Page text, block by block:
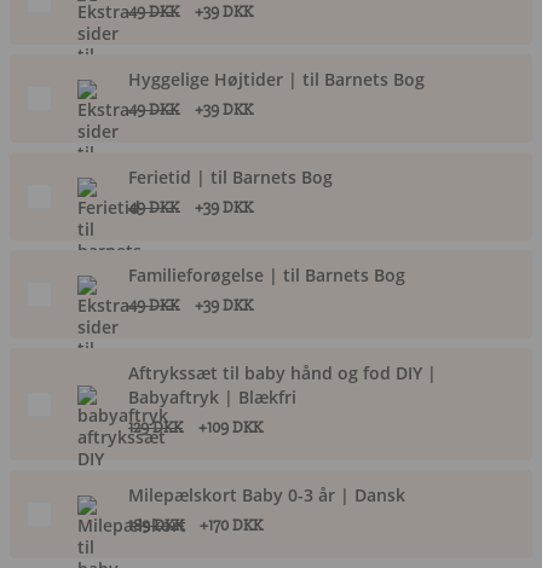
49 DKK +39 DKK
Hyggelige Højtider | til Barnets Bog
49 DKK +39 DKK
Ferietid | til Barnets Bog
49 DKK +39 DKK
Familieforøgelse | til Barnets Bog
49 DKK +39 DKK
Aftrykssæt til baby hånd og fod DIY |
Babyaftryk | Blækfri
129 DKK +109 DKK
Milepælskort Baby 0-3 år | Dansk
189 DKK +170 DKK